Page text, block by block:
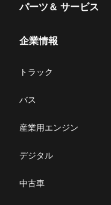
パーツ＆ サービス
パーツ
企業情報
企業情報
お問い合わせ
ニュース・お知らせ
採用情報
リコール情報
トラック
バス
産業用エンジン
デジタル
中古車